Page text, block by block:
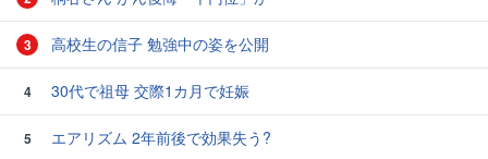
3 高校生の信子 勉強中の姿を公開
4 30代で祖母 交際1カ月で妊娠
5
エアリズム 2年前後で効果失う?